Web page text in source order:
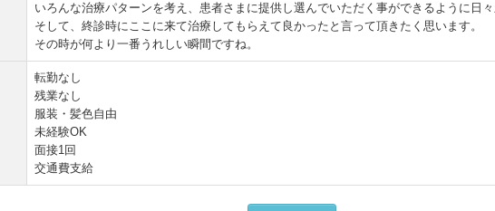
いろんな治療パターンを考え、患者さまに提供し選んでいただく事ができるように日
そして、終診時にここに来て治療してもらえて良かったと言って頂きたく思います。
その時が何より一番うれしい瞬間ですね。
転勤なし
残業なし
服装・髪色自由
未経験OK
面接1回
交通費支給